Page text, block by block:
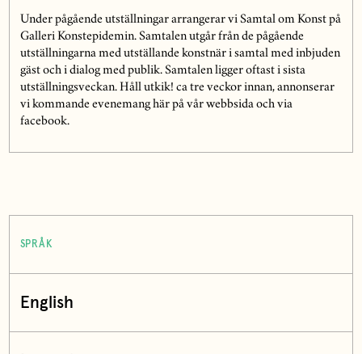
Under pågående utställningar arrangerar vi Samtal om Konst på
Galleri Konstepidemin. Samtalen utgår från de pågående
utställningarna med utställande konstnär i samtal med inbjuden
gäst och i dialog med publik. Samtalen ligger oftast i sista
utställningsveckan. Håll utkik! ca tre veckor innan, annonserar
vi kommande evenemang här på vår webbsida och via
facebook.
SPRÅK
English